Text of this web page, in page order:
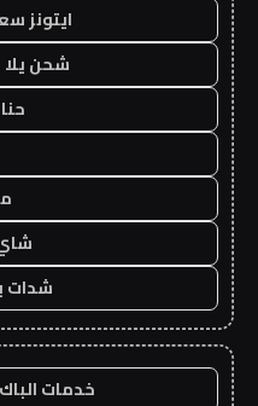
ايتونز
شحن
شدات
خدمات